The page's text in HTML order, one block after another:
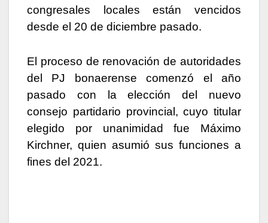
congresales locales están vencidos
desde el 20 de diciembre pasado.
El proceso de renovación de autoridades
del PJ bonaerense comenzó el año
pasado con la elección del nuevo
consejo partidario provincial, cuyo titular
elegido por unanimidad fue Máximo
Kirchner, quien asumió sus funciones a
fines del 2021.